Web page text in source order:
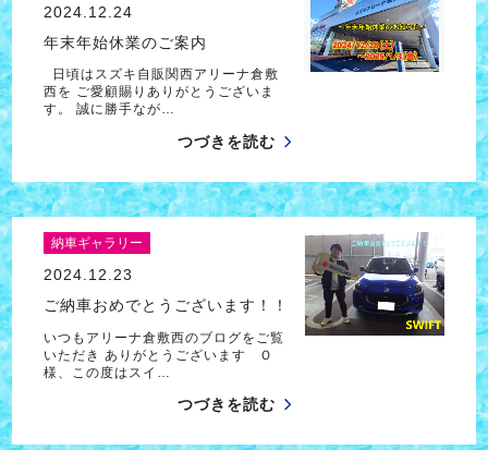
2024.12.24
年末年始休業のご案内
日頃はスズキ自販関西アリーナ倉敷
西を ご愛顧賜りありがとうございま
す。 誠に勝手なが…
つづきを読む
納車ギャラリー
2024.12.23
ご納車おめでとうございます！！
いつもアリーナ倉敷西のブログをご覧
いただき ありがとうございます Ｏ
様、この度はスイ…
つづきを読む